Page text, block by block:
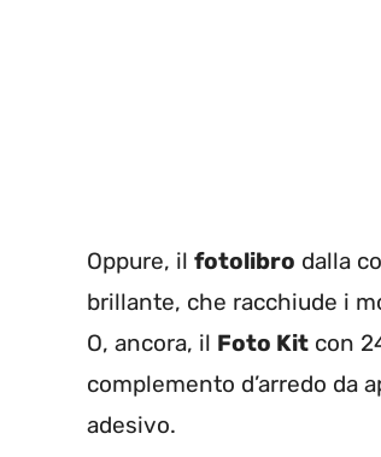
Oppure, il fotolibro dalla
brillante, che racchiude i
O, ancora, il Foto Kit con
complemento d’arredo da
adesivo.